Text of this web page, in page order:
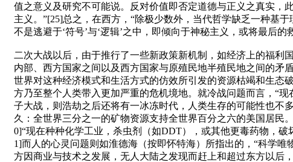
值之意义及研究不可能说。反对价值即否定道德与正义之真实
主义。”[25]总之，在西方，“除极少数外，当代哲学缺乏一种基
不是逃避于‘符号’与‘逻辑’之中，即倾向于神秘主义，或将最后
二次大战以后，由于推行了一些新政策新机制，如经济上的福
内部、西方国家之间以及西方国家与原殖民地半殖民地之间的矛
世界对这种经济模式和生活方式的仿效所引发的资源枯竭和生态
方乃至整个人类带入更加严重的危机境地。就冷战问题而言，“
子大战，则浩劫之后还将有一冰冻时代，人类生存的可能性也不
久：全世界三分之一的矿物资源支持全世界百分之六的美国居民
0]“现在种种化学工业，杀虫剂（如DDT），或其他更毒药物，
1]而人的心灵问题则如淮德海（按即怀特海）所指出的，“科学
方因商业与技术之发展，无人大陆之发现而赶上和超过东方以后